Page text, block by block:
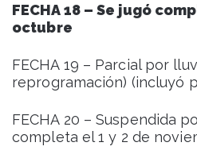
FECHA 18 – Se jugó
octubre
FECHA 19 – Parcial por
reprogramación) (incluyó
FECHA 20 – Suspendida
completa el 1 y 2 de